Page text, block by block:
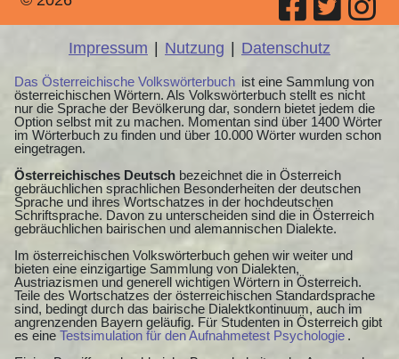
Impressum | Nutzung | Datenschutz
Das Österreichische Volkswörterbuch ist eine Sammlung von
österreichischen Wörtern. Als Volkswörterbuch stellt es nicht
nur die Sprache der Bevölkerung dar, sondern bietet jedem die
Option selbst mit zu machen. Momentan sind über 1400 Wörter
im Wörterbuch zu finden und über 10.000 Wörter wurden schon
eingetragen.
Österreichisches Deutsch bezeichnet die in Österreich
gebräuchlichen sprachlichen Besonderheiten der deutschen
Sprache und ihres Wortschatzes in der hochdeutschen
Schriftsprache. Davon zu unterscheiden sind die in Österreich
gebräuchlichen bairischen und alemannischen Dialekte.
Im österreichischen Volkswörterbuch gehen wir weiter und
bieten eine einzigartige Sammlung von Dialekten,
Austriazismen und generell wichtigen Wörtern in Österreich.
Teile des Wortschatzes der österreichischen Standardsprache
sind, bedingt durch das bairische Dialektkontinuum, auch im
angrenzenden Bayern geläufig. Für Studenten in Österreich gibt
es eine Testsimulation für den Aufnahmetest Psychologie .